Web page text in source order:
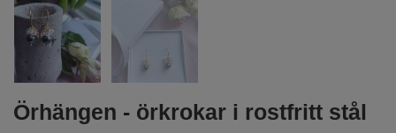
Örhängen - örkrokar i rostfritt stål